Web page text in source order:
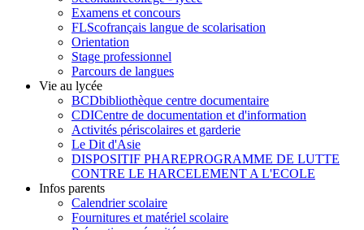
Examens et concours
FLScofrançais langue de scolarisation
Orientation
Stage professionnel
Parcours de langues
Vie au lycée
BCDbibliothèque centre documentaire
CDICentre de documentation et d'information
Activités périscolaires et garderie
Le Dit d'Asie
DISPOSITIF PHAREPROGRAMME DE LUTTE
CONTRE LE HARCELEMENT A L'ECOLE
Infos parents
Calendrier scolaire
Fournitures et matériel scolaire